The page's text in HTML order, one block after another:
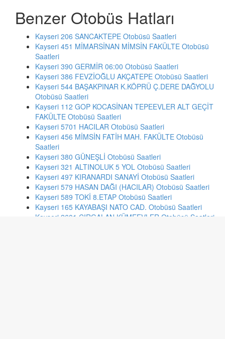
Benzer Otobüs Hatları
Kayseri 206 SANCAKTEPE Otobüsü Saatleri
Kayseri 451 MİMARSİNAN MİMSİN FAKÜLTE Otobüsü
Saatleri
Kayseri 390 GERMİR 06:00 Otobüsü Saatleri
Kayseri 386 FEVZİOĞLU AKÇATEPE Otobüsü Saatleri
Kayseri 544 BAŞAKPINAR K.KÖPRÜ Ç.DERE DAĞYOLU
Otobüsü Saatleri
Kayseri 112 GOP KOCASİNAN TEPEEVLER ALT GEÇİT
FAKÜLTE Otobüsü Saatleri
Kayseri 5701 HACILAR Otobüsü Saatleri
Kayseri 456 MİMSİN FATİH MAH. FAKÜLTE Otobüsü
Saatleri
Kayseri 380 GÜNEŞLİ Otobüsü Saatleri
Kayseri 321 ALTINOLUK 5 YOL Otobüsü Saatleri
Kayseri 497 KIRANARDI SANAYİ Otobüsü Saatleri
Kayseri 579 HASAN DAĞI (HACILAR) Otobüsü Saatleri
Kayseri 589 TOKİ 8.ETAP Otobüsü Saatleri
Kayseri 165 KAYABAŞI NATO CAD. Otobüsü Saatleri
Kayseri 2601 CIRGALAN KÜMEEVLER Otobüsü Saatleri